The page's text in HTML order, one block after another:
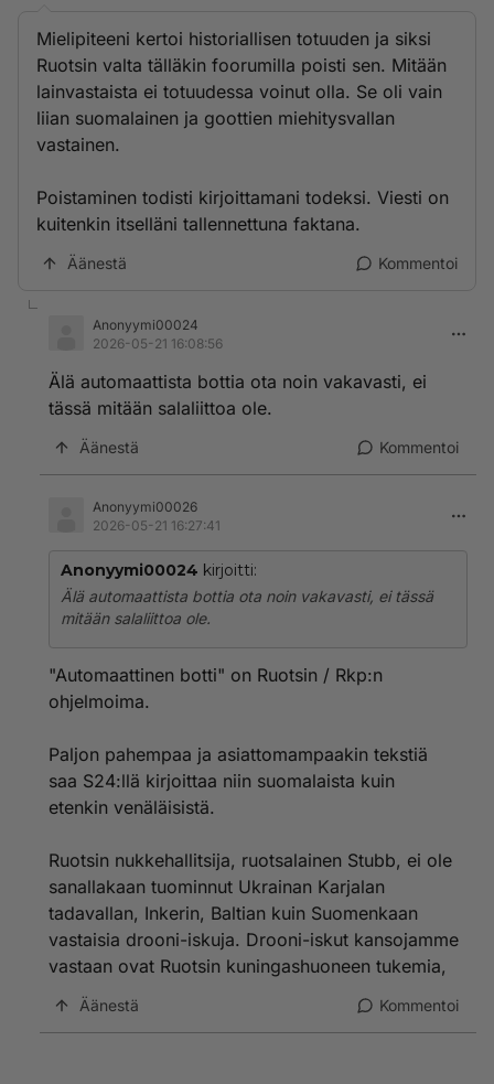
Mielipiteeni kertoi historiallisen totuuden ja siksi
Ruotsin valta tälläkin foorumilla poisti sen. Mitään
lainvastaista ei totuudessa voinut olla. Se oli vain
liian suomalainen ja goottien miehitysvallan
vastainen.
Poistaminen todisti kirjoittamani todeksi. Viesti on
kuitenkin itselläni tallennettuna faktana.
Äänestä Kommentoi
Anonyymi00024
2026-05-21 16:08:56
Älä automaattista bottia ota noin vakavasti, ei
tässä mitään salaliittoa ole.
Äänestä Kommentoi
Anonyymi00026
2026-05-21 16:27:41
Anonyymi00024 kirjoitti:
Älä automaattista bottia ota noin vakavasti, ei tässä
mitään salaliittoa ole.
"Automaattinen botti" on Ruotsin / Rkp:n
ohjelmoima.
Paljon pahempaa ja asiattomampaakin tekstiä
saa S24:llä kirjoittaa niin suomalaista kuin
etenkin venäläisistä.
Ruotsin nukkehallitsija, ruotsalainen Stubb, ei ole
sanallakaan tuominnut Ukrainan Karjalan
tadavallan, Inkerin, Baltian kuin Suomenkaan
vastaisia drooni-iskuja. Drooni-iskut kansojamme
vastaan ovat Ruotsin kuningashuoneen tukemia,
Äänestä Kommentoi